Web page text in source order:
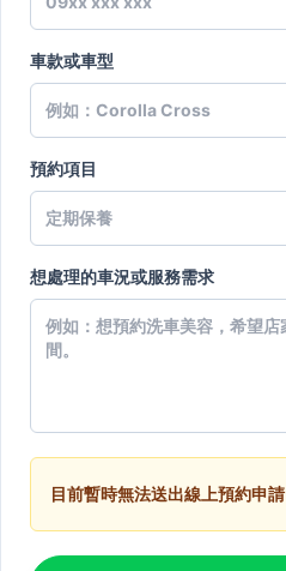
車款或車型
預約項目
想處理的車況或服務需求
目前暫時無法送出線上預約申請